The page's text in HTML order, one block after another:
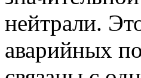
нейтрали.
аварийных